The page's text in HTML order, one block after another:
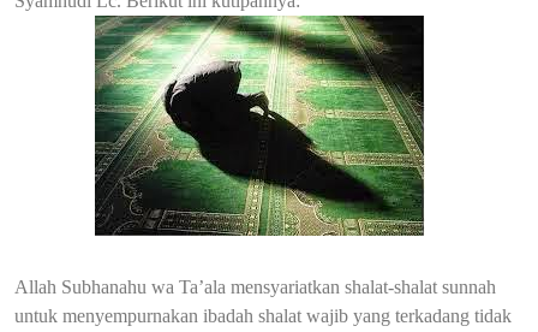
Allah Subhanahu wa Ta’ala mensyariatkan shalat-shalat sunnah
untuk menyempurnakan ibadah shalat wajib yang terkadang tidak